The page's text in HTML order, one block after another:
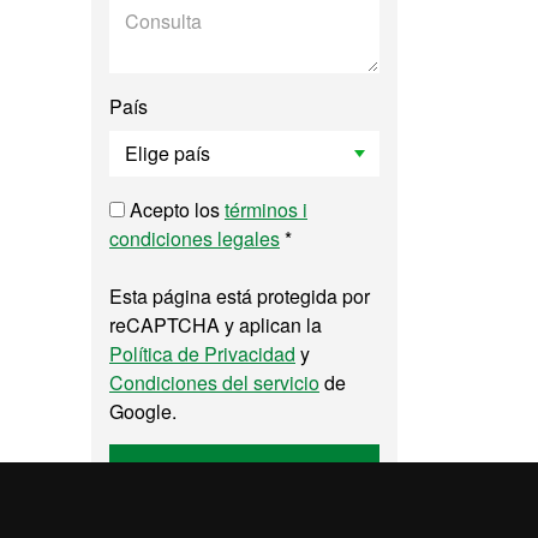
País
Acepto lostérminos i
condiciones legales*
Esta página está protegida por
reCAPTCHA y aplican la
Política de Privacidad y
Condiciones del serviciode
Google.
Enviar